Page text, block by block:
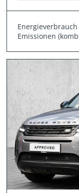
Emissionen